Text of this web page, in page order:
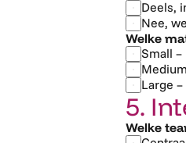
Deels,
Nee,
Welke
Small
Large
5.
Welke